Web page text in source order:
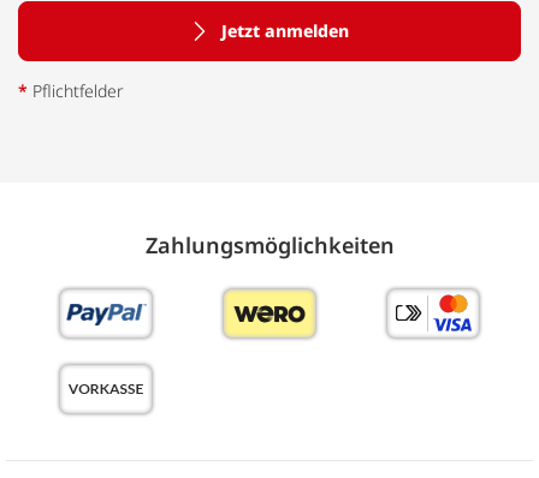
Jetzt anmelden
* Pflichtfelder
Zahlungs­möglich­keiten